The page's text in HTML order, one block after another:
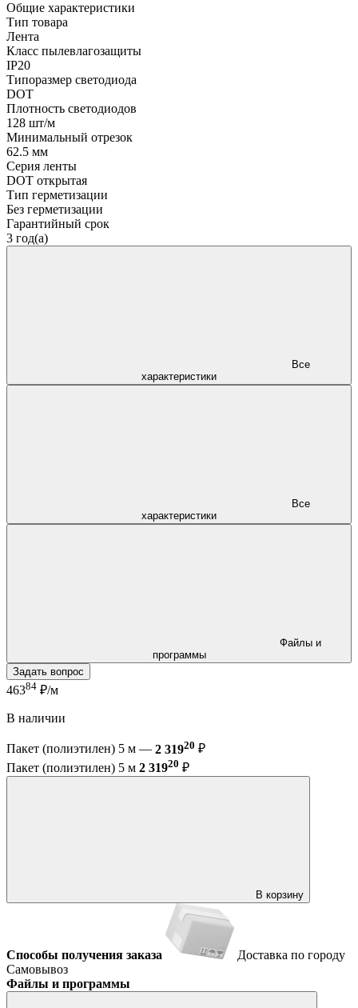
Общие характеристики
Тип товара
Лента
Класс пылевлагозащиты
IP20
Типоразмер светодиода
DOT
Плотность светодиодов
128 шт/м
Минимальный отрезок
62.5 мм
Серия ленты
DOT открытая
Тип герметизации
Без герметизации
Гарантийный срок
3 год(а)
характеристики
характеристики
программы
Задать вопрос
46384 ₽/м
В наличии
Пакет (полиэтилен) 5 м — 2 31920 ₽
Пакет (полиэтилен) 5 м 2 31920 ₽
В корзину
Способы получения заказа
Доставка по городу
Самовывоз
Файлы и программы